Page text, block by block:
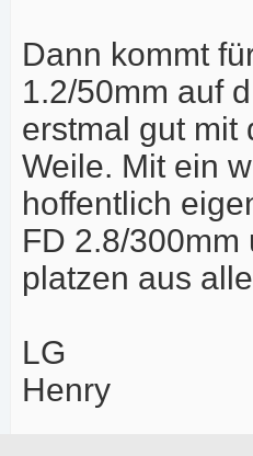
Dann kommt
1.2/50mm auf
erstmal gut mit
Weile. Mit ein
hoffentlich
FD 2.8/
platzen aus
LG
Henry